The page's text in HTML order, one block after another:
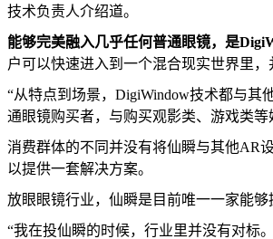
技术负责人介绍道。
能够完美融入几乎任何普通眼镜，是
户可以快速进入到一个混合现实世界里
“从特点到场景，DigiWindow技术都与其
通眼镜购买者，与购买观影类、游戏类
消费群体的不同并没有将仙瞬与其他AR
以提供一套解决方案。
放眼眼镜行业，仙瞬是目前唯一一家能
“我在投仙瞬的时候，行业里并没有对标